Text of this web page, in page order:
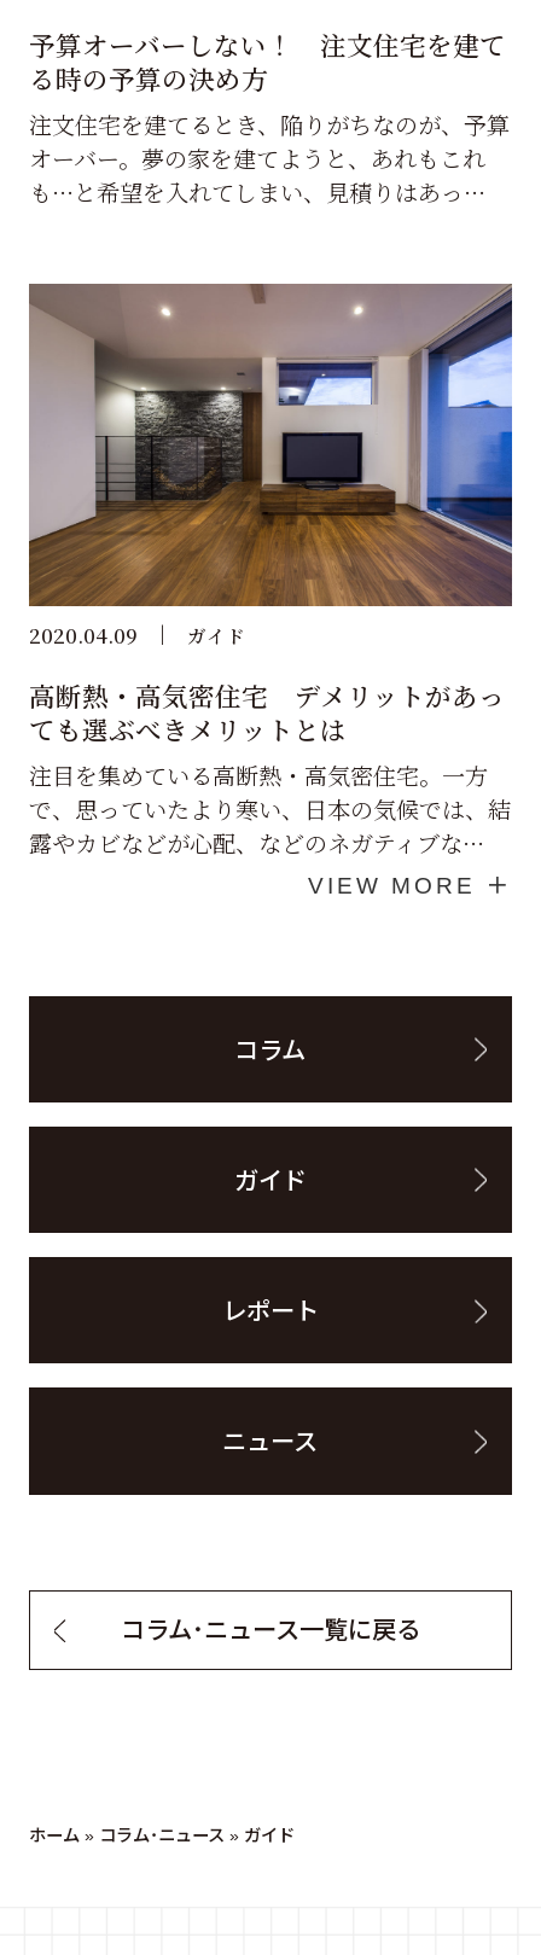
予算オーバーしない！ 注文住宅を建て
る時の予算の決め方
注文住宅を建てるとき、陥りがちなのが、予算
オーバー。夢の家を建てようと、あれもこれ
も…と希望を入れてしまい、見積りはあっ…
2020.04.09 ガイド
高断熱・高気密住宅 デメリットがあっ
ても選ぶべきメリットとは
注目を集めている高断熱・高気密住宅。一方
で、思っていたより寒い、日本の気候では、結
露やカビなどが心配、などのネガティブな…
VIEW MORE ＋
コラム
ガイド
レポート
ニュース
コラム・ニュース一覧に戻る
ホーム» コラム・ニュース » ガイド